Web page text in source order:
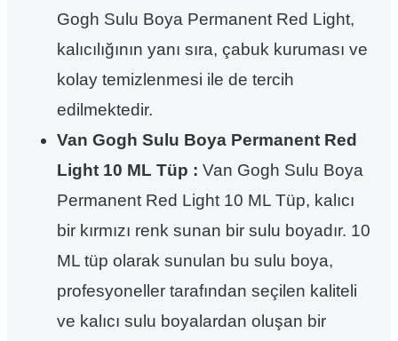
Gogh Sulu Boya Permanent Red Light,
kalıcılığının yanı sıra, çabuk kuruması ve
kolay temizlenmesi ile de tercih
edilmektedir.
Van Gogh Sulu Boya Permanent Red
Light 10 ML Tüp : Van Gogh Sulu Boya
Permanent Red Light 10 ML Tüp, kalıcı
bir kırmızı renk sunan bir sulu boyadır. 10
ML tüp olarak sunulan bu sulu boya,
profesyoneller tarafından seçilen kaliteli
ve kalıcı sulu boyalardan oluşan bir